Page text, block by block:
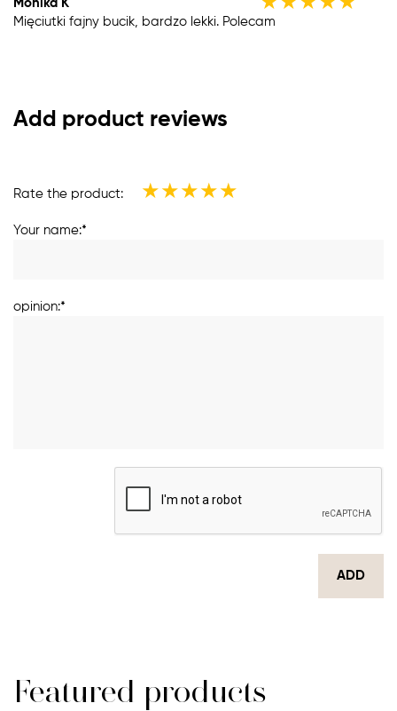
Monika K
Mięciutki fajny bucik, bardzo lekki. Polecam
Add product reviews
Rate the product: ★★★★★
Your name:*
opinion:*
ADD
Featured products